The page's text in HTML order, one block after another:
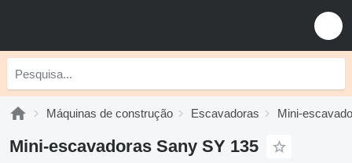
Máquinas de construção Escavadoras Mini-
Mini-escavadoras Sany SY 135